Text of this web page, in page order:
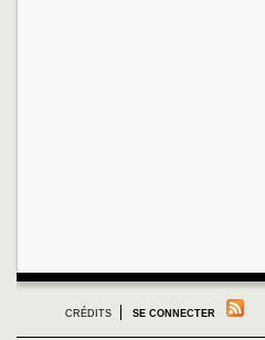
CRÉDITS SE CONNECTER